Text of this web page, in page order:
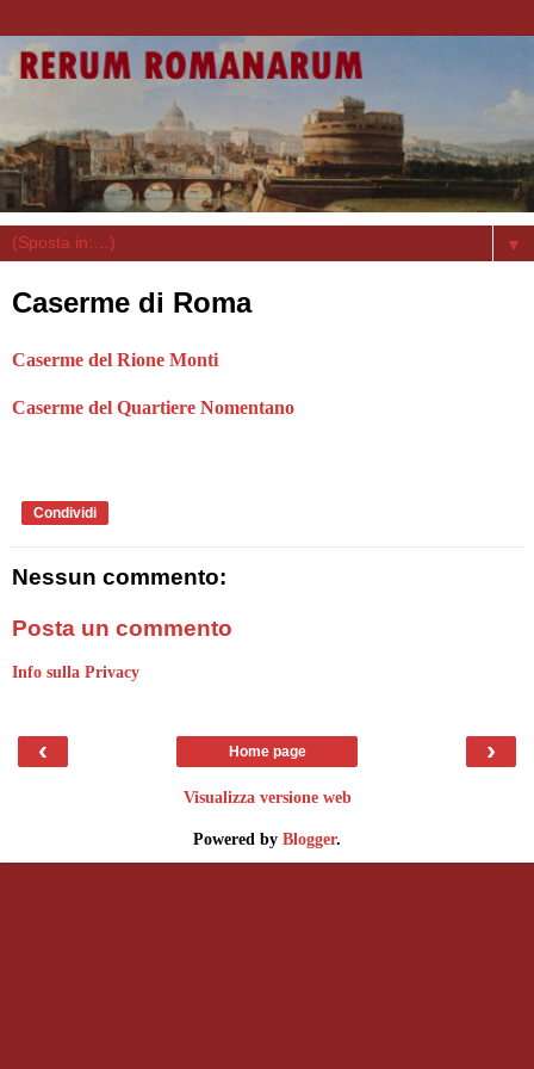
▼
Caserme di Roma
Caserme del Rione Monti
Caserme del Quartiere Nomentano
Condividi
Nessun commento:
Posta un commento
Info sulla Privacy
‹ ›
Home page
Visualizza versione web
Powered by Blogger.